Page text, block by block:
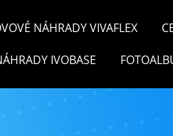
NÁHRADY VIVAFLEX
IVOBASE